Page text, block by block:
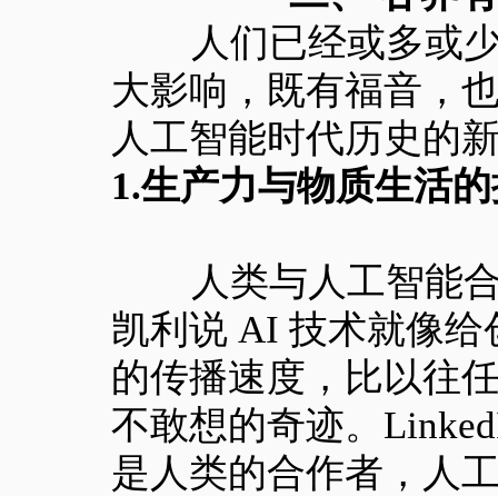
人们已经或多或少
大影响，既有福音，
人工智能时代历史的
1.生产力与物质生活
人类与人工智能合
凯利说 AI 技术就像
的传播速度，比以往
不敢想的奇迹。
是人类的合作者，人